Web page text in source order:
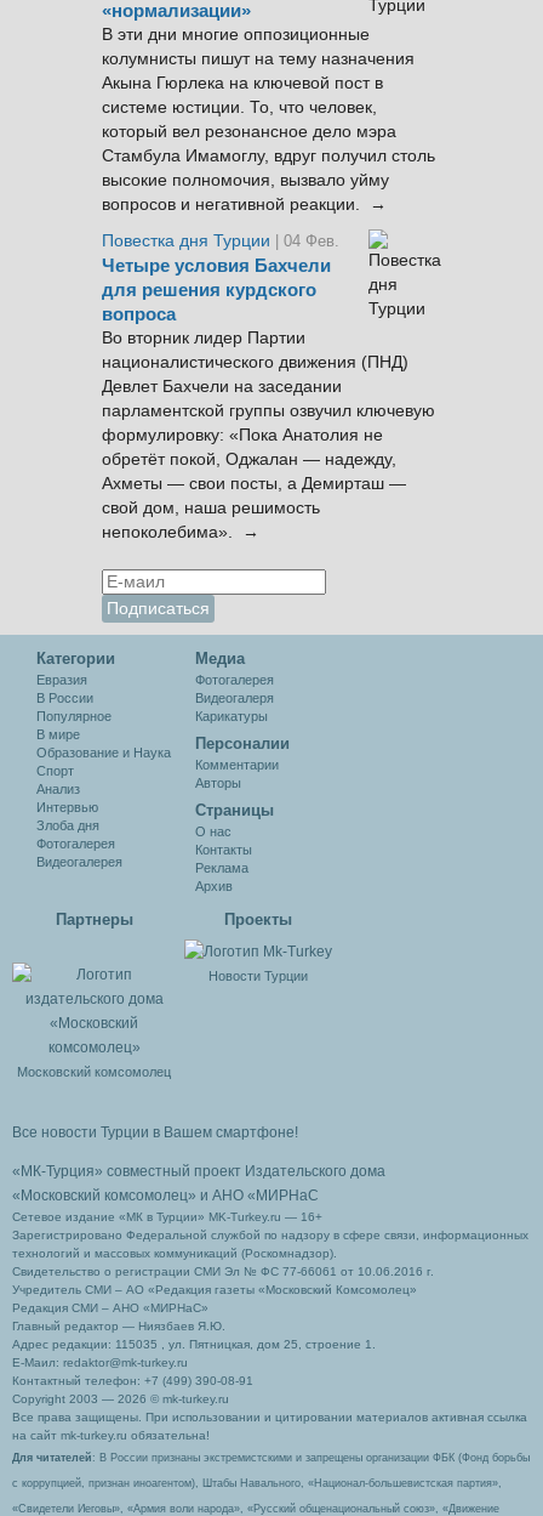
«нормализации»
В эти дни многие оппозиционные
колумнисты пишут на тему назначения
Акына Гюрлека на ключевой пост в
системе юстиции. То, что человек,
который вел резонансное дело мэра
Стамбула Имамоглу, вдруг получил столь
высокие полномочия, вызвало уйму
вопросов и негативной реакции. →
Повестка дня Турции
| 04 Фев.
Четыре условия Бахчели
для решения курдского
вопроса
Во вторник лидер Партии
националистического движения (ПНД)
Девлет Бахчели на заседании
парламентской группы озвучил ключевую
формулировку: «Пока Анатолия не
обретёт покой, Оджалан — надежду,
Ахметы — свои посты, а Демирташ —
свой дом, наша решимость
непоколебима». →
Категории
Евразия
В России
Популярное
В мире
Образование и Наука
Спорт
Анализ
Интервью
Злоба дня
Фотогалерея
Видеогалерея
Медиа
Фотогалерея
Видеогалеря
Карикатуры
Персоналии
Комментарии
Авторы
Cтраницы
О нас
Контакты
Реклама
Архив
Партнеры
Московский комсомолец
Проекты
Новости Турции
Все новости Турции в Вашем смартфоне!
«МК-Турция» совместный проект Издательского дома
«Московский комсомолец» и АНО «МИРНаС
Сетевое издание «МК в Турции» MK-Turkey.ru — 16+
Зарегистрировано Федеральной службой по надзору в сфере связи, информационных
технологий и массовых коммуникаций (Роскомнадзор).
Свидетельство о регистрации СМИ Эл № ФС 77-66061 от 10.06.2016 г.
Учредитель СМИ – АО «Редакция газеты «Московский Комсомолец»
Редакция СМИ – АНО «МИРНаС»
Главный редактор — Ниязбаев Я.Ю.
Адрес редакции: 115035 , ул. Пятницкая, дом 25, строение 1.
Е-Маил: redaktor@mk-turkey.ru
Контактный телефон: +7 (499) 390-08-91
Copyright 2003 — 2026 © mk-turkey.ru
Все права защищены. При использовании и цитировании материалов активная ссылка
на сайт mk-turkey.ru обязательна!
Для читателей : В России признаны экстремистскими и запрещены организации ФБК (Фонд борьбы
с коррупцией, признан иноагентом), Штабы Навального, «Национал-большевистская партия»,
«Свидетели Иеговы», «Армия воли народа», «Русский общенациональный союз», «Движение